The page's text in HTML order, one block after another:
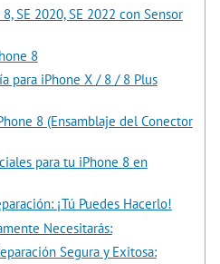
SE 2020, SE 2022 con Sensor
8
para iPhone X / 8 / 8 Plus
8 (Ensamblaje del Conector
para tu iPhone 8 en
¡Tú Puedes Hacerlo!
Necesitarás:
Segura y Exitosa: